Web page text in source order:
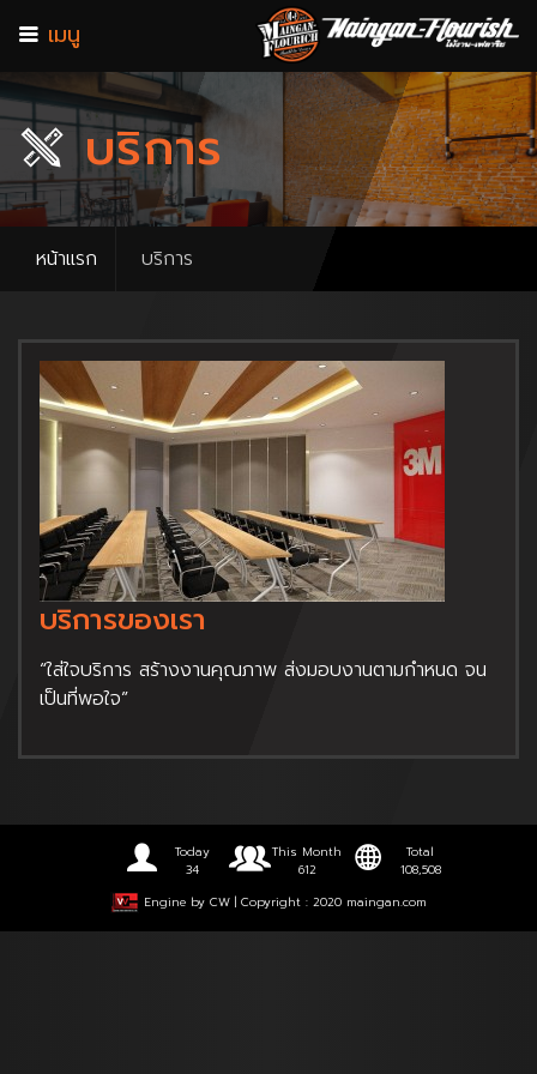
เมนู
บริการ
หน้าแรก บริการ
บริการของเรา
“ใส่ใจบริการ สร้างงานคุณภาพ ส่งมอบงานตามกำหนด จน
เป็นที่พอใจ”
Today
34
This Month
612
Total
108,508
Engine by CW | Copyright : 2020 maingan.com